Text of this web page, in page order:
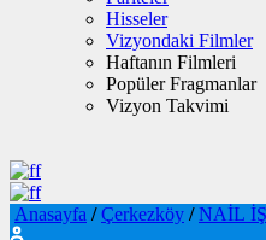
Hisseler
Vizyondaki Filmler
Haftanın Filmleri
Popüler Fragmanlar
Vizyon Takvimi
Anasayfa / Çerkezköy / NAİL